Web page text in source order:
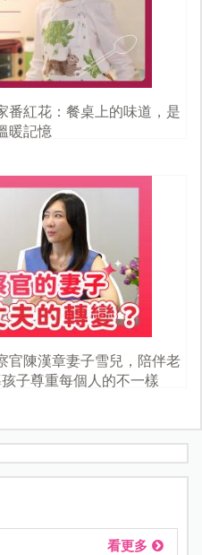
番紅花：餐桌上的味道，是
暖記憶
官陳漢章妻子雪兒，陪伴老
子尊重每個人的不一樣
看更多